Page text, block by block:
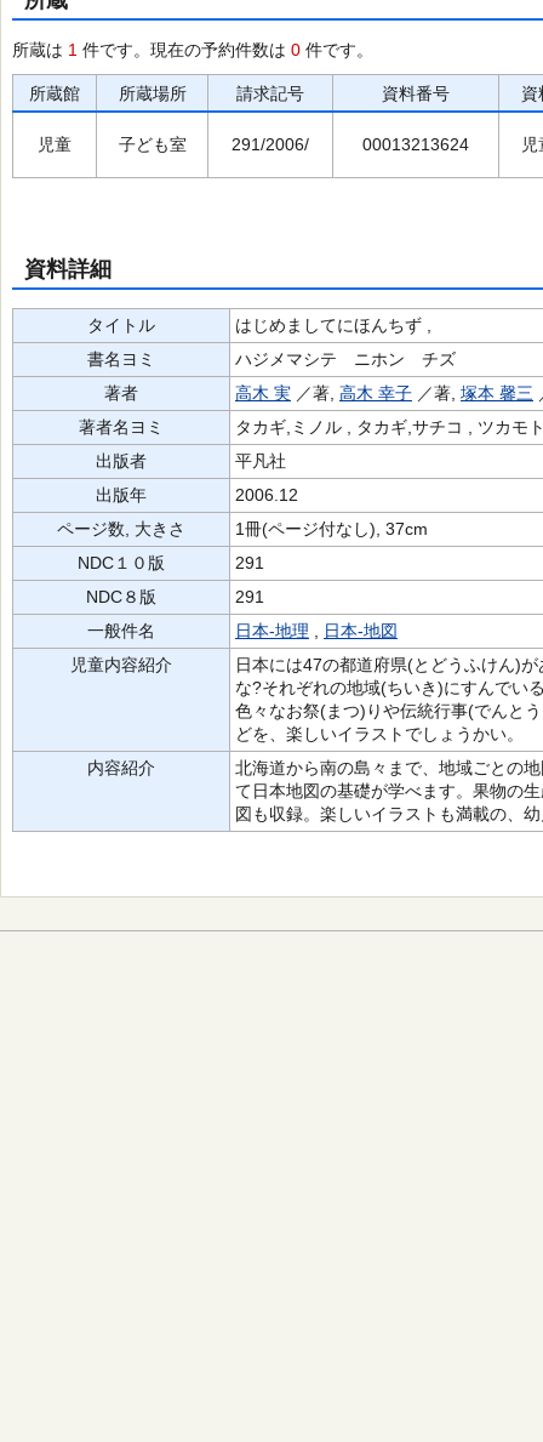
所蔵は 1 件です。現在の予約件数は 0 件です。
所蔵館 所蔵場所 請求記号 資料番号 資
児童 子ども室 291/2006/ 00013213624 児
資料詳細
タイトル
はじめましてにほんちず ,
書名ヨミ
ハジメマシテ ニホン チズ
著者
高木 実 ／著, 高木 幸子 ／著, 塚本 馨三
著者名ヨミ
タカギ,ミノル , タカギ,サチコ , ツカモ
出版者
平凡社
出版年
2006.12
ページ数, 大きさ
1冊(ページ付なし), 37cm
NDC１０版
291
NDC８版
291
一般件名
日本-地理
日本-地図
児童内容紹介
日本には47の都道府県(とどうふけん)
な?それぞれの地域(ちいき)にすんでい
色々なお祭(まつ)りや伝統行事(でんと
どを、楽しいイラストでしょうかい。
内容紹介
北海道から南の島々まで、地域ごとの
て日本地図の基礎が学べます。果物の
図も収録。楽しいイラストも満載の、